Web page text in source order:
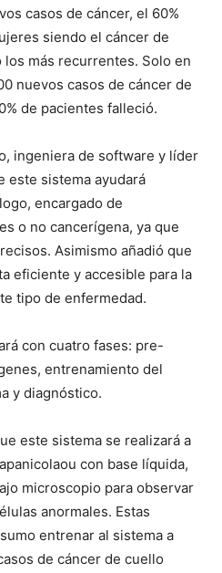
casos de cáncer, el 60%
siendo el cáncer de
más recurrentes. Solo en
nuevos casos de cáncer de
de pacientes falleció.
ingeniera de software y líder
este sistema ayudará
encargado de
o no cancerígena, ya que
Asimismo añadió que
eficiente y accesible para la
tipo de enfermedad.
con cuatro fases: pre-
entrenamiento del
y diagnóstico.
este sistema se realizará a
con base líquida,
microscopio para observar
anormales. Estas
entrenar al sistema a
de cáncer de cuello